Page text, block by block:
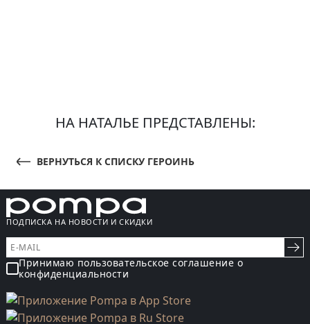
НА НАТАЛЬЕ ПРЕДСТАВЛЕНЫ:
ВЕРНУТЬСЯ К СПИСКУ ГЕРОИНЬ
ПОДПИСКА НА НОВОСТИ И СКИДКИ
Принимаю пользовательское соглашение о
конфиденциальности